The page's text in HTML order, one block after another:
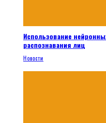
Использование
распознавания лиц
Новости